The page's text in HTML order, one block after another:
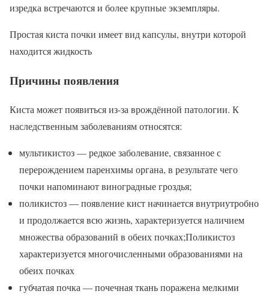
изредка встречаются и более крупные экземпляры.
Простая киста почки имеет вид капсулы, внутри которой
находится жидкость
Причины появления
Киста может появиться из-за врождённой патологии. К
наследственным заболеваниям относятся:
мультикистоз — редкое заболевание, связанное с
перерождением паренхимы органа, в результате чего
почки напоминают виноградные гроздья;
поликистоз — появление кист начинается внутриутробно
и продолжается всю жизнь, характеризуется наличием
множества образований в обеих почках;Поликистоз
характеризуется многочисленными образованиями на
обеих почках
губчатая почка — почечная ткань поражена мелкими